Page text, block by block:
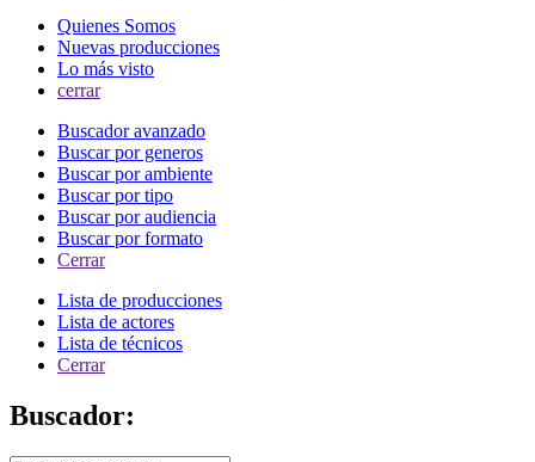
Quienes Somos
Nuevas producciones
Lo más visto
cerrar
Buscador avanzado
Buscar por generos
Buscar por ambiente
Buscar por tipo
Buscar por audiencia
Buscar por formato
Cerrar
Lista de producciones
Lista de actores
Lista de técnicos
Cerrar
Buscador: